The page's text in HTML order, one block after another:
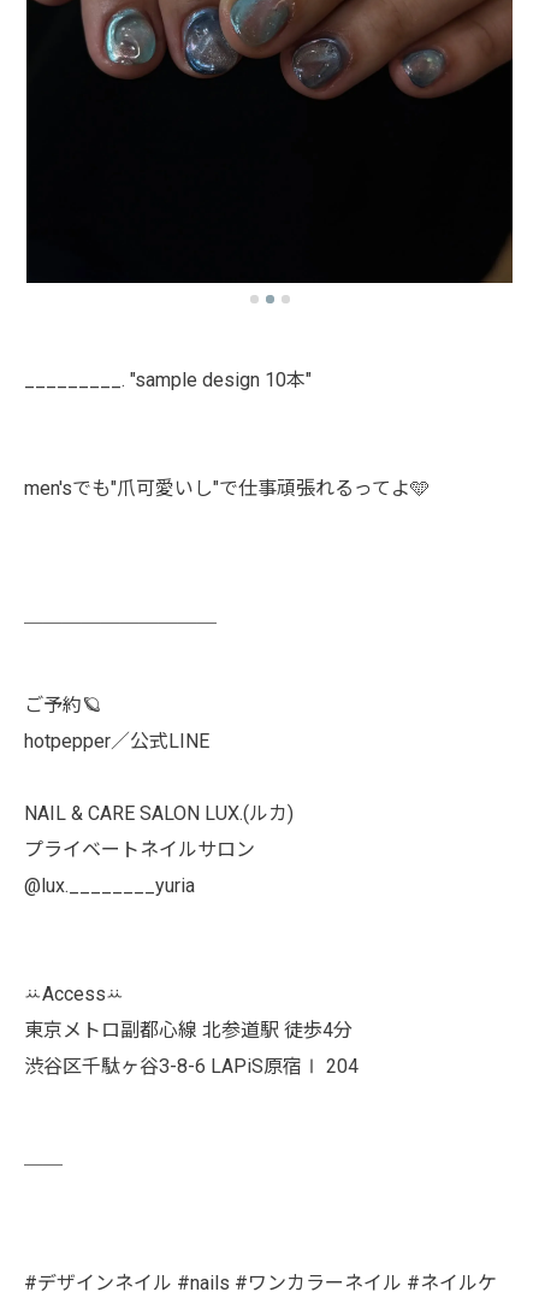
_________. "sample design 10本"
men'sでも"爪可愛いし"で仕事頑張れるってよ🩵
ご予約🪐
hotpepper／公式LINE
NAIL & CARE SALON LUX.(ルカ)
プライベートネイルサロン
@lux.________yuria
ꕁAccessꕁ
東京メトロ副都心線 北参道駅 徒歩4分
渋谷区千駄ヶ谷3-8-6 LAPiS原宿Ⅰ 204
#デザインネイル #nails #ワンカラーネイル #ネイルケ